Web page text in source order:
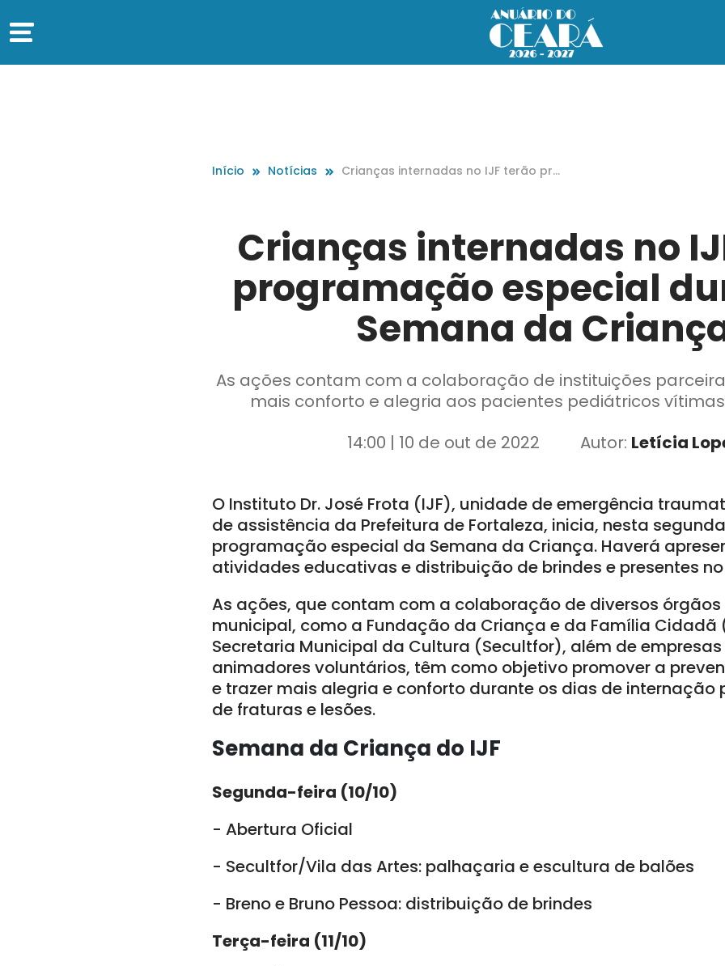
Início Notícias
Crianças internadas no IJF terão pro
Crianças internadas no
programação especial
Semana da
As ações contam com a colaboração de instituições
mais conforto e alegria aos pacientes pediátricos
14:00 | 10 de out de 2022
Autor: Letícia
O Instituto Dr. José Frota (IJF), unidade de emergência
de assistência da Prefeitura de Fortaleza, inicia, nesta
programação especial da Semana da Criança. Haverá
atividades educativas e distribuição de brindes e presentes
As ações, que contam com a colaboração de diversos
municipal, como a Fundação da Criança e da Família Cidadã
Secretaria Municipal da Cultura (Secultfor), além de
animadores voluntários, têm como objetivo promover a
e trazer mais alegria e conforto durante os dias de
de fraturas e lesões.
Semana da Criança do IJF
Segunda-feira (10/10)
- Abertura Oficial
- Secultfor/Vila das Artes: palhaçaria e escultura de balões
- Breno e Bruno Pessoa: distribuição de brindes
Terça-feira (11/10)